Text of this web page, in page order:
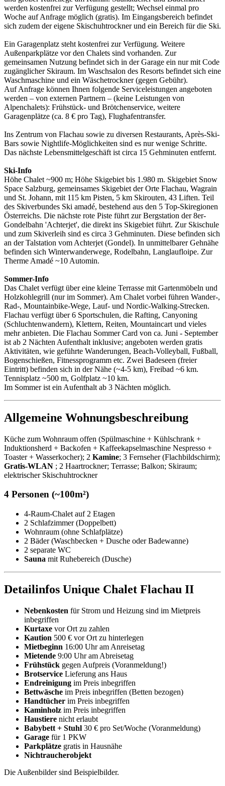
werden kostenfrei zur Verfügung gestellt; Wechsel einmal pro
Woche auf Anfrage möglich (gratis). Im Eingangsbereich befindet
sich zudem der eigene Skischuhtrockner und ein Bereich für die Ski.
Ein Garagenplatz steht kostenfrei zur Verfügung. Weitere
Außenparkplätze vor den Chalets sind vorhanden. Zur
gemeinsamen Nutzung befindet sich in der Garage ein nur mit Code
zugänglicher Skiraum. Im Waschsalon des Resorts befindet sich eine
Waschmaschine und ein Wäschetrockner (gegen Gebühr).
Auf Anfrage können Ihnen folgende Serviceleistungen angeboten
werden – von externen Partnern – (keine Leistungen von
Alpenchalets): Frühstück- und Brötchenservice, weitere
Garagenplätze (ca. 8 € pro Tag), Flughafentransfer.
Ins Zentrum von Flachau sowie zu diversen Restaurants, Après-Ski-
Bars sowie Nightlife-Möglichkeiten sind es nur wenige Schritte.
Das nächste Lebensmittelgeschäft ist circa 15 Gehminuten entfernt.
Ski-Info
Höhe Chalet ~900 m; Höhe Skigebiet bis 1.980 m. Skigebiet Snow
Space Salzburg, gemeinsames Skigebiet der Orte Flachau, Wagrain
und St. Johann, mit 115 km Pisten, 5 km Skirouten, 43 Liften. Teil
des Skiverbundes Ski amadé, bestehend aus den 5 Top-Skiregionen
Österreichs. Die nächste rote Piste führt zur Bergstation der 8er-
Gondelbahn 'Achterjet', die direkt ins Skigebiet führt. Zur Skischule
und zum Skiverleih sind es circa 3 Gehminuten. Diese befinden sich
an der Talstation vom Achterjet (Gondel). In unmittelbarer Gehnähe
befinden sich Winterwanderwege, Rodelbahn, Langlaufloipe. Zur
Therme Amadé ~10 Automin.
Sommer-Info
Das Chalet verfügt über eine kleine Terrasse mit Gartenmöbeln und
Holzkohlegrill (nur im Sommer). Am Chalet vorbei führen Wander-,
Rad-, Mountainbike-Wege, Lauf- und Nordic-Walking-Strecken.
Flachau verfügt über 6 Sportschulen, die Rafting, Canyoning
(Schluchtenwandern), Klettern, Reiten, Mountaincart und vieles
mehr anbieten. Die Flachau Sommer Card von ca. Juni - September
ist ab 2 Nächten Aufenthalt inklusive; angeboten werden gratis
Aktivitäten, wie geführte Wanderungen, Beach-Volleyball, Fußball,
Bogenschießen, Fitnessprogramm etc. Zwei Badeseen (freier
Eintritt) befinden sich in der Nähe (~4-5 km), Freibad ~6 km.
Tennisplatz ~500 m, Golfplatz ~10 km.
Im Sommer ist ein Aufenthalt ab 3 Nächten möglich.
Allgemeine Wohnungsbeschreibung
Küche zum Wohnraum offen (Spülmaschine + Kühlschrank +
Induktionsherd + Backofen + Kaffeekapselmaschine Nespresso +
Toaster + Wasserkocher); 2 Kamine; 3 Fernseher (Flachbildschirm);
Gratis-WLAN ; 2 Haartrockner; Terrasse; Balkon; Skiraum;
elektrischer Skischuhtrockner
4 Personen (~100m²)
4-Raum-Chalet auf 2 Etagen
2 Schlafzimmer (Doppelbett)
Wohnraum (ohne Schlafplätze)
2 Bäder (Waschbecken + Dusche oder Badewanne)
2 separate WC
Sauna mit Ruhebereich (Dusche)
Detailinfos Unique Chalet Flachau II
Nebenkosten für Strom und Heizung sind im Mietpreis
inbegriffen
Kurtaxe vor Ort zu zahlen
Kaution 500 € vor Ort zu hinterlegen
Mietbeginn 16:00 Uhr am Anreisetag
Mietende 9:00 Uhr am Abreisetag
Frühstück gegen Aufpreis (Voranmeldung!)
Brotservice Lieferung ans Haus
Endreinigung im Preis inbegriffen
Bettwäsche im Preis inbegriffen (Betten bezogen)
Handtücher im Preis inbegriffen
Kaminholz im Preis inbegriffen
Haustiere nicht erlaubt
Babybett + Stuhl 30 € pro Set/Woche (Voranmeldung)
Garage für 1 PKW
Parkplätze gratis in Hausnähe
Nichtraucherobjekt
Die Außenbilder sind Beispielbilder.